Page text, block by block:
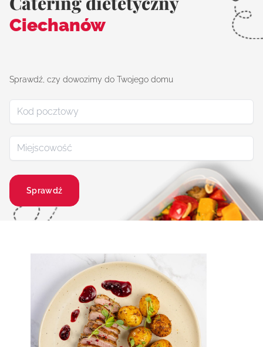
Ciechanów
Sprawdź, czy dowozimy do Twojego domu
Sprawdź